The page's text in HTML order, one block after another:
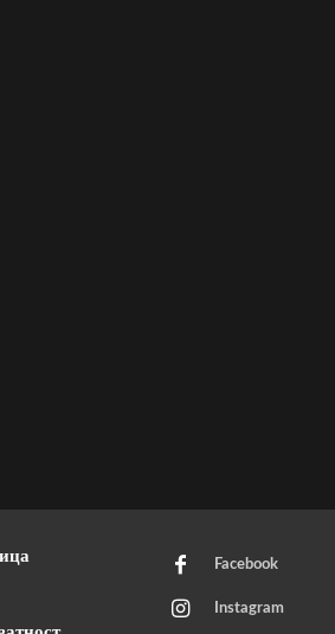
Facebook
Instagram